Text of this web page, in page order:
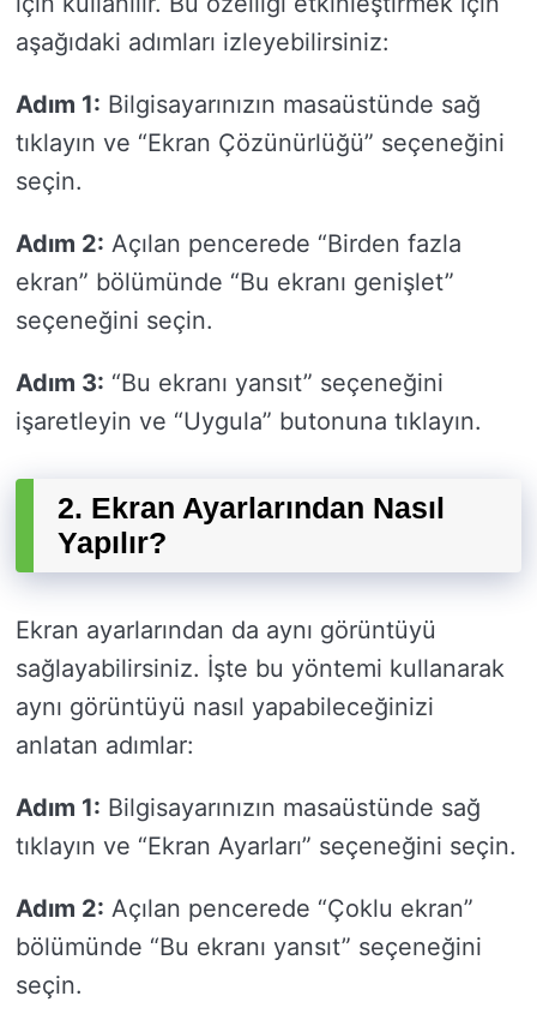
aşağıdaki adımları izleyebilirsiniz:
Adım 1: Bilgisayarınızın masaüstünde sağ
tıklayın ve “Ekran Çözünürlüğü” seçeneğini
seçin.
Adım 2: Açılan pencerede “Birden fazla
ekran” bölümünde “Bu ekranı genişlet”
seçeneğini seçin.
Adım 3: “Bu ekranı yansıt” seçeneğini
işaretleyin ve “Uygula” butonuna tıklayın.
2. Ekran Ayarlarından Nasıl
Yapılır?
Ekran ayarlarından da aynı görüntüyü
sağlayabilirsiniz. İşte bu yöntemi kullanarak
aynı görüntüyü nasıl yapabileceğinizi
anlatan adımlar:
Adım 1: Bilgisayarınızın masaüstünde sağ
tıklayın ve “Ekran Ayarları” seçeneğini seçin.
Adım 2: Açılan pencerede “Çoklu ekran”
bölümünde “Bu ekranı yansıt” seçeneğini
seçin.